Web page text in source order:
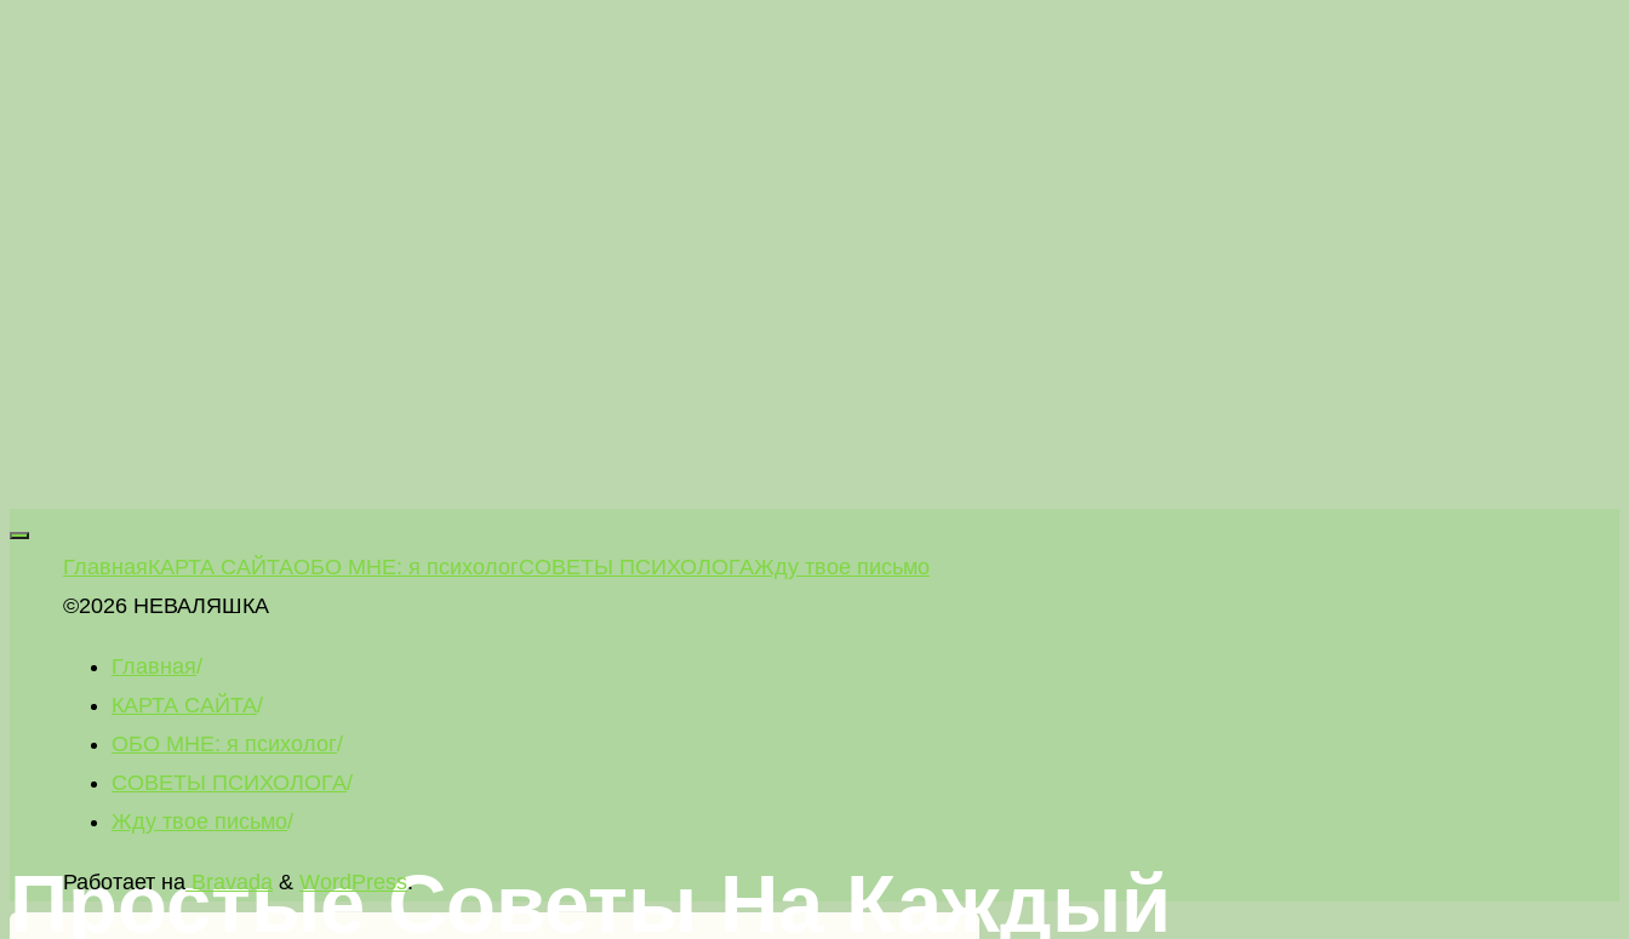
Простые Советы На Каждый
ГлавнаяКАРТА САЙТАОБО МНЕ: я психологСОВЕТЫ ПСИХОЛОГАЖду твое письмо
©2026 НЕВАЛЯШКА
Главная/
КАРТА САЙТА/
ОБО МНЕ: я психолог/
СОВЕТЫ ПСИХОЛОГА/
Жду твое письмо/
Работает наBravada & WordPress.